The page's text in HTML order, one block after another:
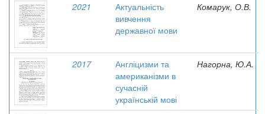
2021
Актуальність
вивчення
державної мови
Комарук, О.В.
2017
Англіцизми та
американізми в
сучасній
українській мові
Нагорна, Ю.А.